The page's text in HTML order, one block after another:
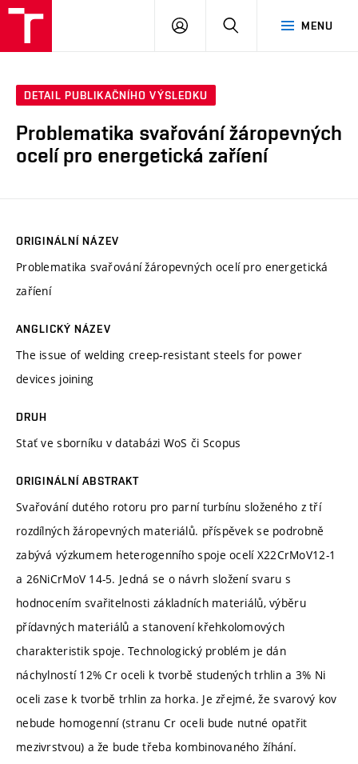
MENU
PŘIHLÁSIT
DETAIL PUBLIKAČNÍHO VÝSLEDKU
Problematika svařování žáropevných
ocelí pro energetická zaříení
ORIGINÁLNÍ NÁZEV
Problematika svařování žáropevných ocelí pro energetická
zaříení
ANGLICKÝ NÁZEV
The issue of welding creep-resistant steels for power
devices joining
DRUH
Stať ve sborníku v databázi WoS či Scopus
ORIGINÁLNÍ ABSTRAKT
Svařování dutého rotoru pro parní turbínu složeného z tří
rozdílných žáropevných materiálů. příspěvek se podrobně
zabývá výzkumem heterogenního spoje ocelí X22CrMoV12-1
a 26NiCrMoV 14-5. Jedná se o návrh složení svaru s
hodnocením svařitelnosti základních materiálů, výběru
přídavných materiálů a stanovení křehkolomových
charakteristik spoje. Technologický problém je dán
náchylností 12% Cr oceli k tvorbě studených trhlin a 3% Ni
oceli zase k tvorbě trhlin za horka. Je zřejmé, že svarový kov
nebude homogenní (stranu Cr oceli bude nutné opatřit
mezivrstvou) a že bude třeba kombinovaného žíhání.